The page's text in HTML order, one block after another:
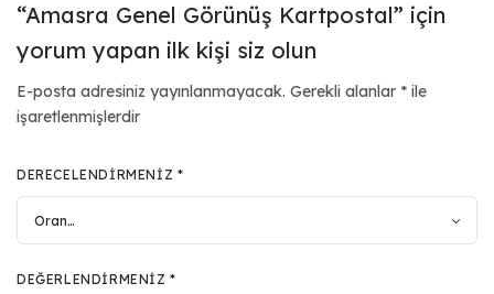
“Amasra Genel Görünüş Kartpostal” için
yorum yapan ilk kişi siz olun
E-posta adresiniz yayınlanmayacak. Gerekli alanlar * ile
işaretlenmişlerdir
DERECELENDIRMENIZ *
DEĞERLENDIRMENIZ*